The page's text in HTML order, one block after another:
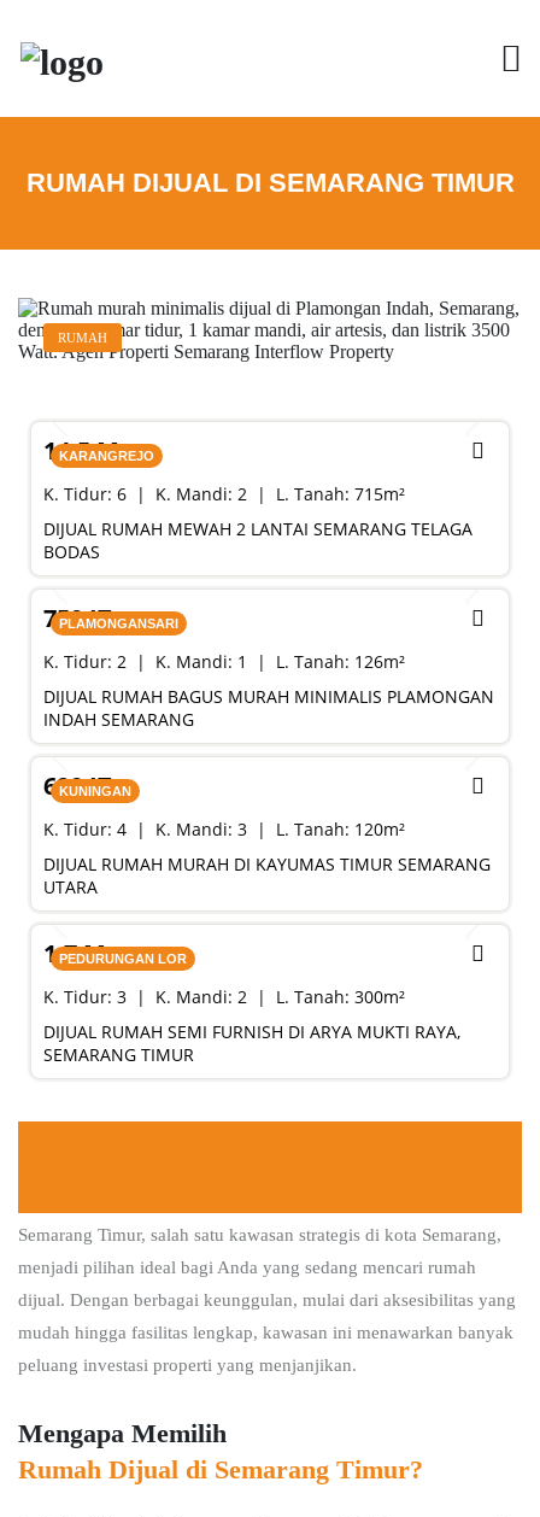
o
n
RUMAH DIJUAL DI SEMARANG TIMUR
RUMAH
KARANGREJO
DIJUAL RUMAH MEWAH 2 LANTAI SEMARANG TELAGA
BODAS
K. Tidur: 6 K. Mandi: 2 L. Tanah: 715m²
14,5 M
PLAMONGANSARI
SALE
DIJUAL RUMAH BAGUS MURAH MINIMALIS PLAMONGAN
INDAH SEMARANG
K. Tidur: 2 K. Mandi: 1 L. Tanah: 126m²
750 JT
KUNINGAN
SALE
DIJUAL RUMAH MURAH DI KAYUMAS TIMUR SEMARANG
UTARA
K. Tidur: 4 K. Mandi: 3 L. Tanah: 120m²
690 JT
PEDURUNGAN LOR
SALE
DIJUAL RUMAH SEMI FURNISH DI ARYA MUKTI RAYA,
SEMARANG TIMUR
K. Tidur: 3 K. Mandi: 2 L. Tanah: 300m²
1,7 M
Semarang Timur, salah satu kawasan strategis di kota Semarang,
menjadi pilihan ideal bagi Anda yang sedang mencari rumah
dijual. Dengan berbagai keunggulan, mulai dari aksesibilitas yang
mudah hingga fasilitas lengkap, kawasan ini menawarkan banyak
peluang investasi properti yang menjanjikan.
Mengapa Memilih
Rumah Dijual di Semarang Timur?